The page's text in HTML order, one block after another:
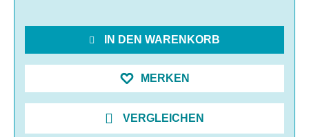
IN DEN WARENKORB
MERKEN
VERGLEICHEN